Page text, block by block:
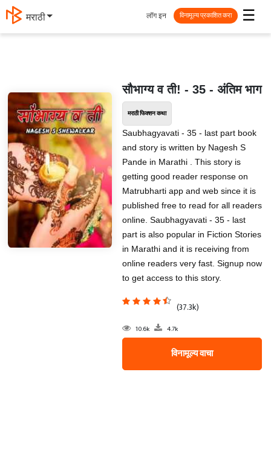
मराठी ☰
लॉग इन विनामूल्य प्रकाशित करा
सौभाग्य व ती! - 35 - अंतिम भाग
मराठी फिक्शन कथा
Saubhagyavati - 35 - last part book
and story is written by Nagesh S
Pande in Marathi . This story is
getting good reader response on
Matrubharti app and web since it is
published free to read for all readers
online. Saubhagyavati - 35 - last
part is also popular in Fiction Stories
in Marathi and it is receiving from
online readers very fast. Signup now
to get access to this story.
(37.3k)
10.6k 4.7k
विनामूल्य वाचा